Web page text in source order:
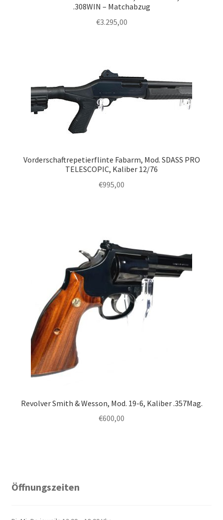
.308WIN – Matchabzug
€3.295,00
Vorderschaftrepetierflinte Fabarm, Mod. SDASS PRO
TELESCOPIC, Kaliber 12/76
€995,00
Revolver Smith & Wesson, Mod. 19-6, Kaliber .357Mag.
€600,00
Öffnungszeiten